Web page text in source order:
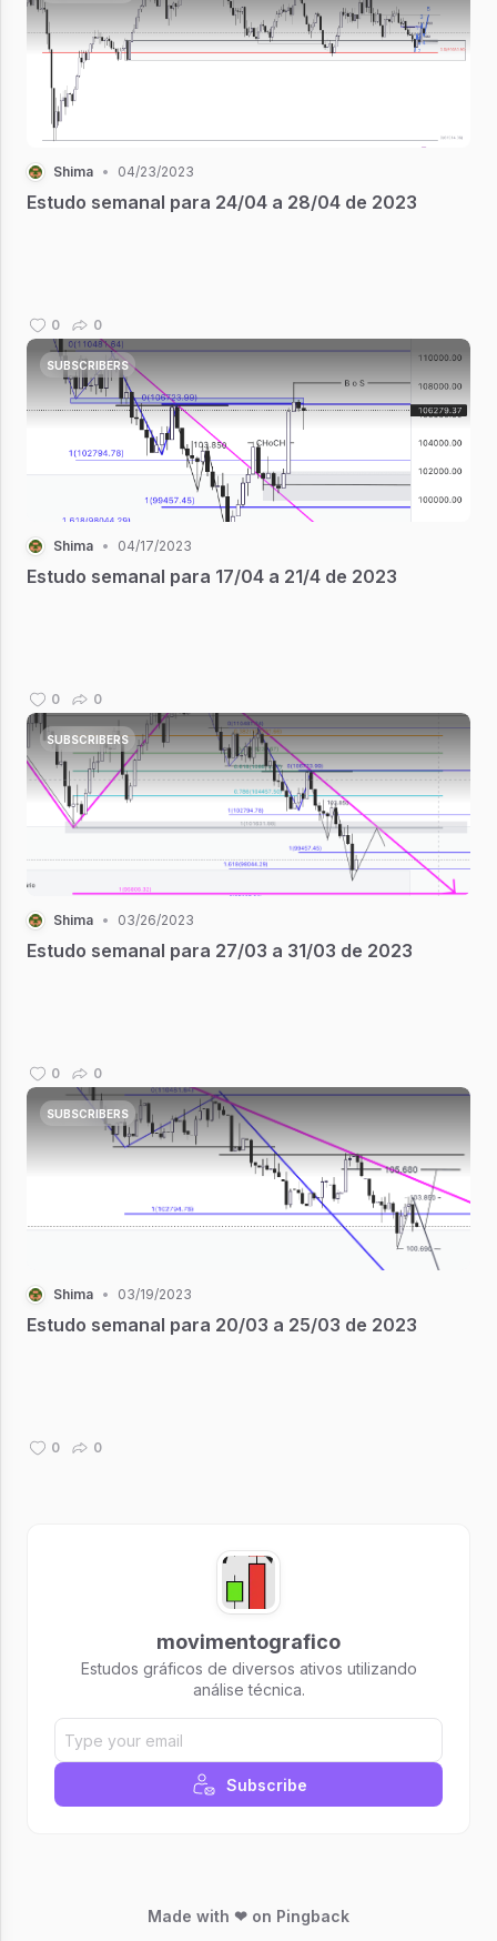
Shima • 04/23/2023
Estudo semanal para 24/04 a 28/04 de 2023
0 0
SUBSCRIBERS
Shima • 04/17/2023
Estudo semanal para 17/04 a 21/4 de 2023
0 0
SUBSCRIBERS
Shima • 03/26/2023
Estudo semanal para 27/03 a 31/03 de 2023
0 0
SUBSCRIBERS
Shima • 03/19/2023
Estudo semanal para 20/03 a 25/03 de 2023
0 0
movimentografico
Estudos gráficos de diversos ativos utilizando
análise técnica.
Subscribe
Made with ❤ on Pingback